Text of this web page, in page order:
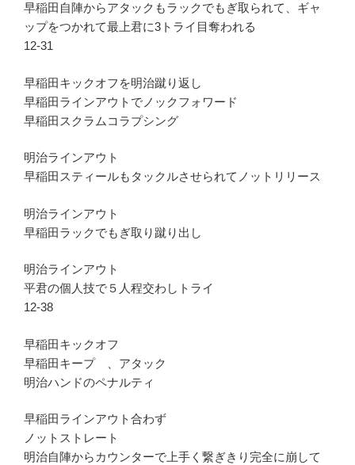
早稲田自陣からアタックもラックでもぎ取られて、ギャ
ップをつかれて最上君に3トライ目奪われる
12-31
早稲田キックオフを明治蹴り返し
早稲田ラインアウトでノックフォワード
早稲田スクラムコラプシング
明治ラインアウト
早稲田スティールもタックルさせられてノットリリース
明治ラインアウト
早稲田ラックでもぎ取り蹴り出し
明治ラインアウト
平君の個人技で５人程交わしトライ
12-38
早稲田キックオフ
早稲田キープ 、アタック
明治ハンドのペナルティ
早稲田ラインアウト合わず
ノットストレート
明治自陣からカウンターで上手く繋ぎきり完全に崩して